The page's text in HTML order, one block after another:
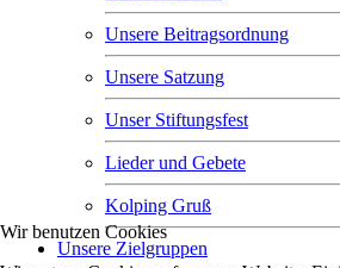
Unsere Beitragsordnung
Unsere Satzung
Unser Stiftungsfest
Lieder und Gebete
Kolping Gruß
Unsere Zielgruppen
Wir benutzen Cookies